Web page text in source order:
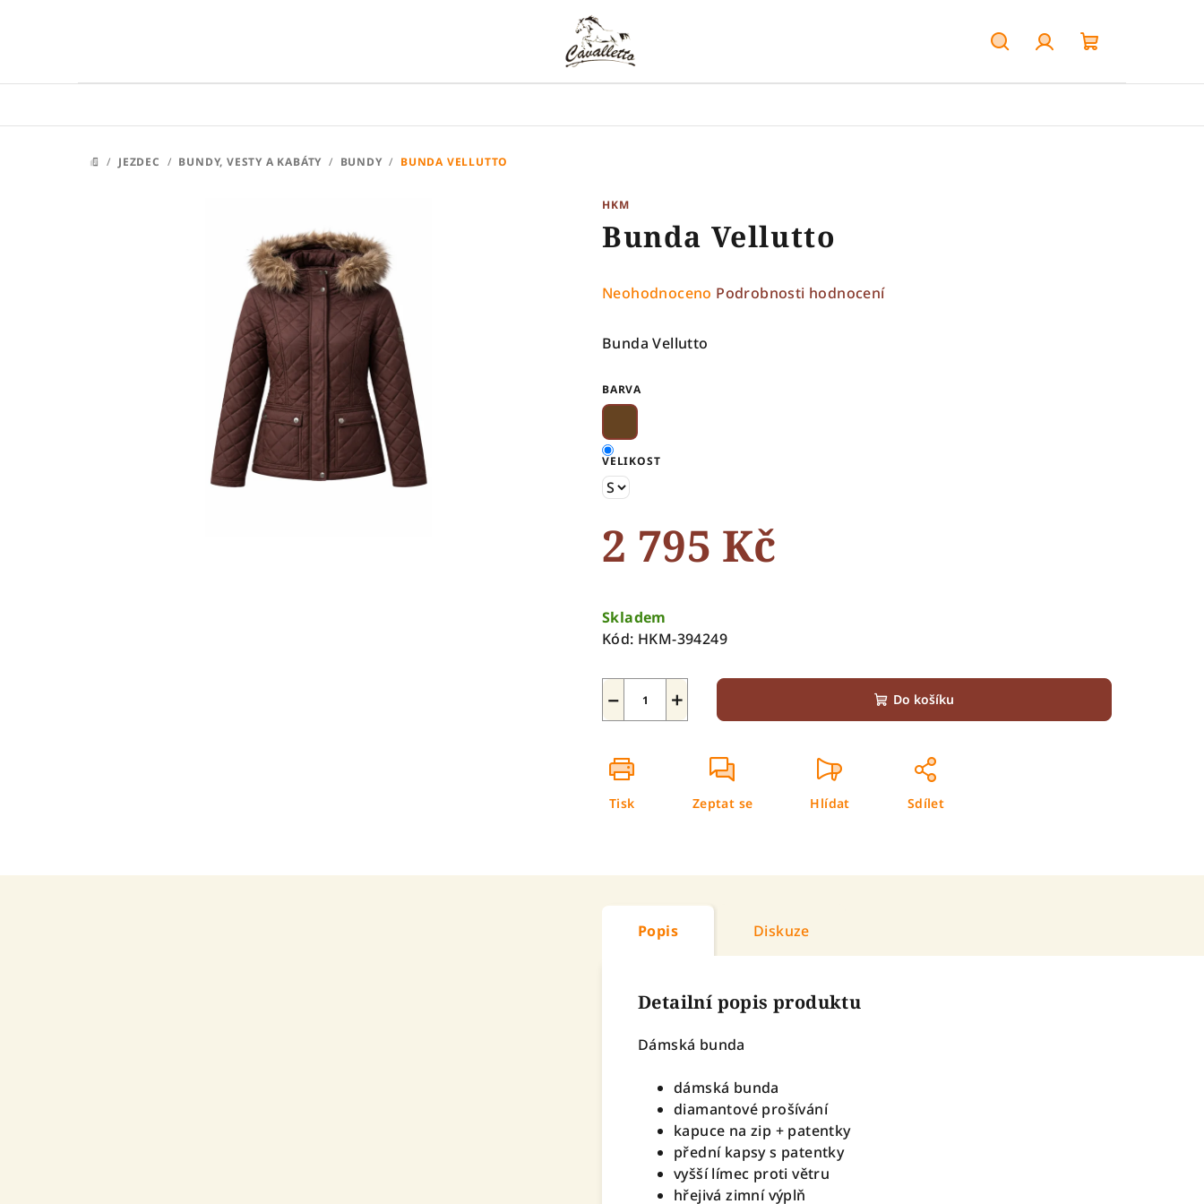
košík
DOMŮ
/ JEZDEC / BUNDY, VESTY A KABÁTY / BUNDY / BUNDA VELLUTTO
HKM
Bunda Vellutto
Průměrné
produktu
z
hvězdiček.
Neohodnoceno Podrobnosti hodnocení
Bunda Vellutto
BARVA
VELIKOST
2 795 Kč
cena:
Skladem
Kód: HKM-394249
+
− Do košíku
Tisk Zeptat se Hlídat Sdílet
Popis Diskuze
Detailní popis produktu
Dámská bunda
dámská bunda
diamantové prošívání
kapuce na zip + patentky
přední kapsy s patentky
vyšší límec proti větru
hřejivá zimní výplň